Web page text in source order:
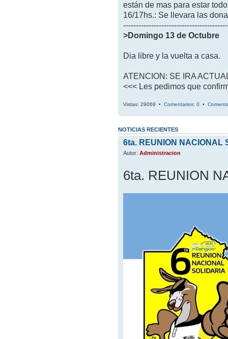
están de mas para estar
16/17hs.: Se llevara las
>Domingo 13 de Octubre
Dia libre y la vuelta a casa.
ATENCION: SE IRA
<<< Les pedimos que
Vistas: 29069 • Comentarios: 0 •
NOTICIAS RECIENTES
6ta. REUNION NACIONAL
Autor: Administracion
6ta. REUNION